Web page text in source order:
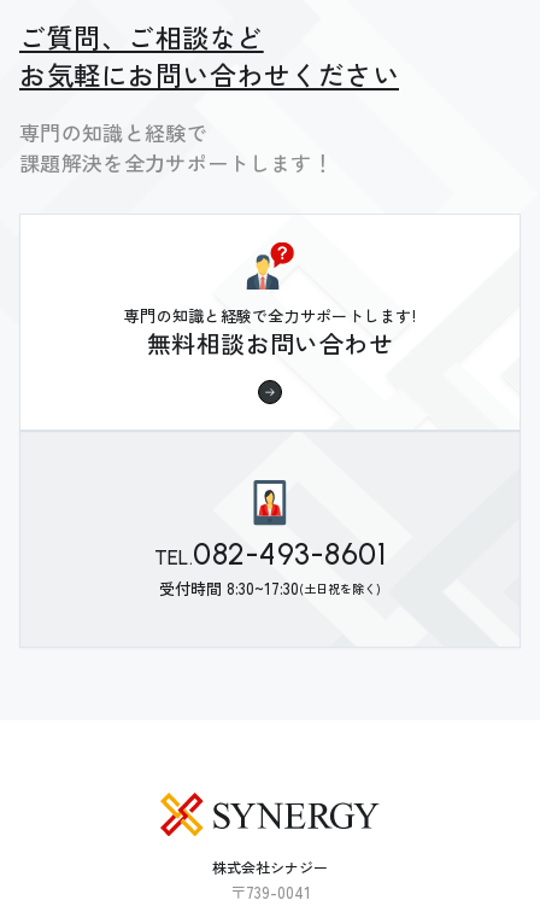
ご質問、ご相談など
お気軽にお問い合わせください
専門の知識と経験で
課題解決を全力サポートします！
TEL.082-493-8601
受付時間 8:30~17:30(土日祝を除く)
専門の知識と経験で全力サポートします!
無料相談お問い合わせ
株式会社シナジー
〒739-0041